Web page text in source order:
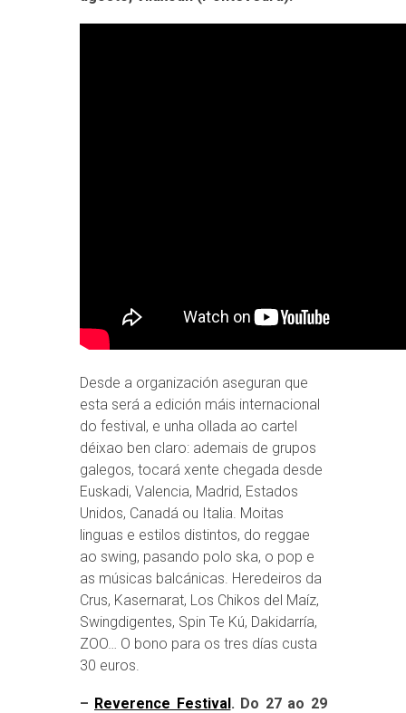
Desde a organización aseguran que
esta será a edición máis internacional
do festival, e unha ollada ao cartel
déixao ben claro: ademais de grupos
galegos, tocará xente chegada desde
Euskadi, Valencia, Madrid, Estados
Unidos, Canadá ou Italia. Moitas
linguas e estilos distintos, do reggae
ao swing, pasando polo ska, o pop e
as músicas balcánicas. Heredeiros da
Crus, Kasernarat, Los Chikos del Maíz,
Swingdigentes, Spin Te Kú, Dakidarría,
ZOO… O bono para os tres días custa
30 euros.
– Reverence Festival. Do 27 ao 29